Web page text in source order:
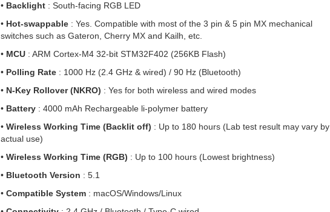
• Backlight : South-facing RGB LED
• Hot-swappable : Yes. Compatible with most of the 3 pin & 5 pin MX mechanical
switches such as Gateron, Cherry MX and Kailh, etc.
• MCU : ARM Cortex-M4 32-bit STM32F402 (256KB Flash)
• Polling Rate : 1000 Hz (2.4 GHz & wired) / 90 Hz (Bluetooth)
• N-Key Rollover (NKRO) : Yes for both wireless and wired modes
• Battery : 4000 mAh Rechargeable li-polymer battery
•Wireless Working Time (Backlit off) : Up to 180 hours (Lab test result may vary by
actual use)
•Wireless Working Time (RGB) : Up to 100 hours (Lowest brightness)
• Bluetooth Version : 5.1
•Compatible System : macOS/Windows/Linux